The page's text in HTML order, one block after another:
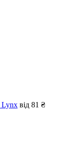
Lynx від 81 ₴